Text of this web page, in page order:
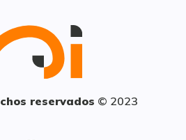
reservados © 2023